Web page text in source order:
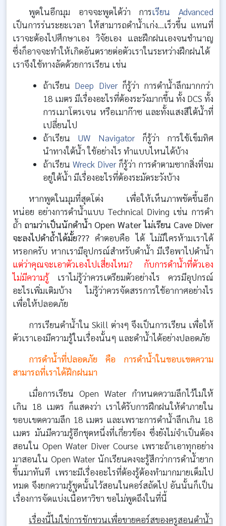
พูดในอีกมุม อาจจะพูดได้ว่า การเรียน Advanced
เป็นการร่นระยะเวลา ให้สามารถดำน้ำเก่ง...เร็วขึ้น แทนที่
เราจะต้องไปศึกษาเอง วิจัยเอง และฝึกฝนเองจนชำนาญ
ซึ่งก็อาจจะทำให้เกิดอันตรายต่อตัวเราในระหว่างฝึกฝนได้
เราจึงใช้ทางลัดด้วยการเรียน เช่น
ถ้าเรียน Deep Diverก็รู้ว่า การดำน้ำลึกมากกว่า
18 เมตร มีเรื่องอะไรที่ต้องระวังมากขึ้น ทั้ง DCS ทั้ง
การเมาโตรเจน หรือเมาก๊าซ และทั้งแสงสีใต้น้ำที่
เปลี่ยนไป
ถ้าเรียน UW Navigatorก็รู้ว่า การใช้เข็มทิศ
นำทางใต้น้ำ ใช้อย่างไร ทำแบบไหนได้บ้าง
ถ้าเรียน Wreck Diverก็รู้ว่า การดำตามซากสิ่งที่จม
อยู่ใต้น้ำ มีเรื่องอะไรที่ต้องระมัดระวังบ้าง
หากพูดในมุมที่สุดโต่ง เพื่อให้เห็นภาพชัดขึ้นอีก
หน่อย อย่างการดำน้ำแบบ Technical Diving เช่น การดำ
ถ้ำ ถามว่าเป็นนักดำน้ำ Open Water ไม่เรียน Cave Diver
จะลงไปดำถ้ำได้มั้ย??? คำตอบคือ ได้ ไม่มีใครห้ามเราได้
หรอกครับ หากเรามีอุปกรณ์สำหรับดำน้ำ มีเรือพาไปดำน้ำ
แต่ว่าคุณจะเอาตัวเองไปเสี่ยงไหม? กับการดำน้ำที่ตัวเอง
ไม่มีความรู้เราไม่รู้ว่าควรเตรียมตัวอย่างไร ควรมีอุปกรณ์
อะไรเพิ่มเติมบ้าง ไม่รู้ว่าควรจัดสรรการใช้อากาศอย่างไร
เพื่อให้ปลอดภัย
การเรียนดำน้ำใน Skill ต่างๆ จึงเป็นการเรียน เพื่อให้
ตัวเราเองมีความรู้ในเรื่องนั้นๆ และดำน้ำได้อย่างปลอดภัย
การดำน้ำที่ปลอดภัย คือ การดำน้ำในขอบเขตความ
สามารถที่เราได้ฝึกฝนมา
เมื่อการเรียน Open Water กำหนดความลึกไว้ไม่ให้
เกิน 18 เมตร ก็แสดงว่า เราได้รับการฝึกฝนให้ดำภายใน
ขอบเขตความลึก 18 เมตร และเพราะการดำน้ำลึกเกิน 18
เมตร มันมีความรู้อีกชุดหนึ่งที่เกี่ยวข้อง ซึ่งยังไม่จำเป็นต้อง
สอนใน Open Water Diver Course เพราะถ้าเอาทุกอย่าง
มาสอนใน Open Water นักเรียนคงจะรู้สึกว่าการดำน้ำยาก
ขึ้นมาทันที เพราะมีเรื่องอะไรที่ต้องรู้ต้องทำมากมายเต็มไป
หมด จึงยกความรู้ชุดนั้นไว้สอนในคอร์สถัดไป อันนั้นก็เป็น
เรื่องการจัดแบ่งเนื้อหาวิชา ขอไม่พูดถึงในที่นี้
เรื่องนี้ไม่ใช่การชักชวนเพื่อขายคอร์สของครูสอนดำน้ำ